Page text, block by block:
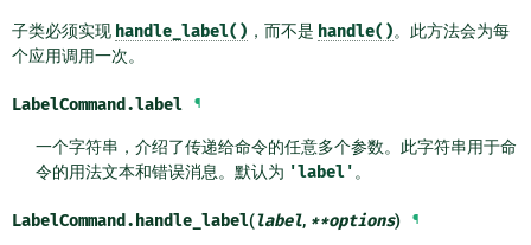
子类必须实现 handle_label() ，而不是 handle()。此方法会为每
个应用调用一次。
LabelCommand.label ¶
一个字符串，介绍了传递给命令的任意多个参数。此字符串用于命
令的用法文本和错误消息。默认为 'label' 。
LabelCommand.handle_label(label, **options) ¶